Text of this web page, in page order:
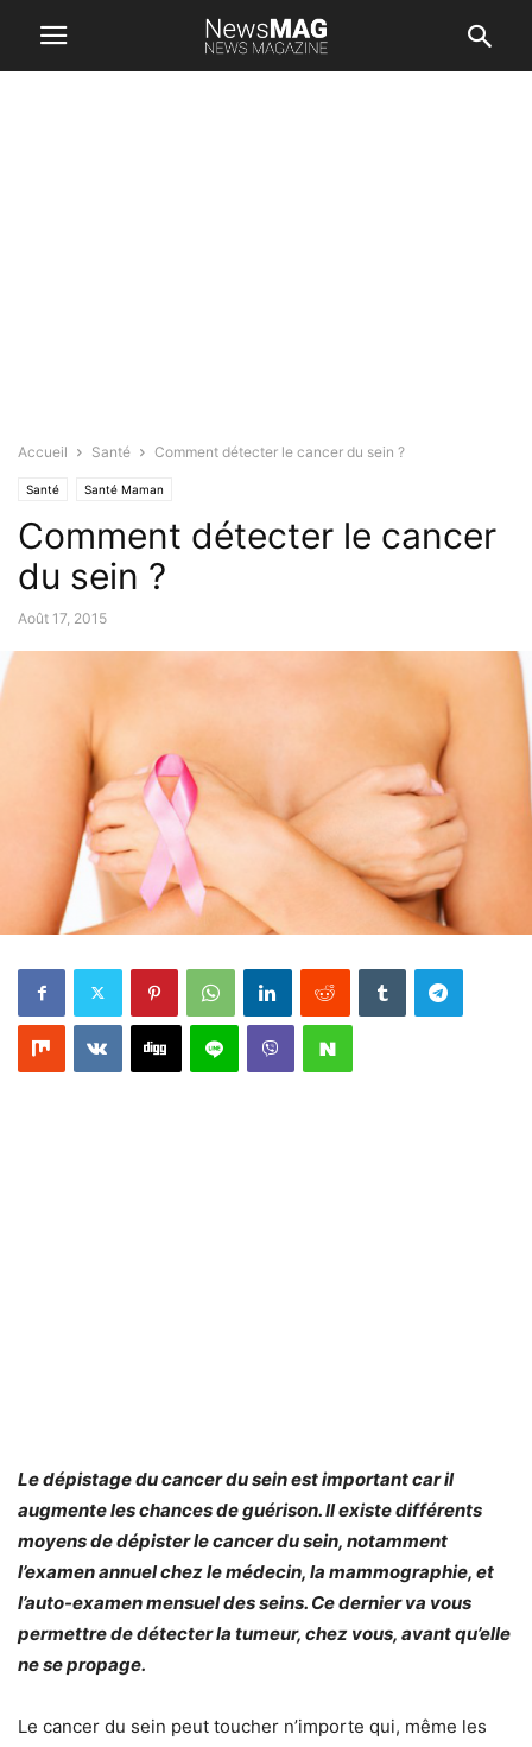
Accueil Santé Comment détecter le cancer du sein ?
Santé Santé Maman
Comment détecter le cancer
du sein ?
Août 17, 2015
Le dépistage du cancer du sein est important car il
augmente les chances de guérison. Il existe différents
moyens de dépister le cancer du sein, notamment
l’examen annuel chez le médecin, la mammographie, et
l’auto-examen mensuel des seins. Ce dernier va vous
permettre de détecter la tumeur, chez vous, avant qu’elle
ne se propage.
Le cancer du sein peut toucher n’importe qui, même les